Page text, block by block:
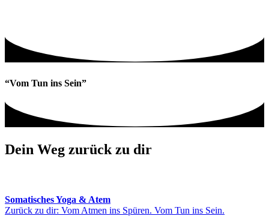
“Vom Tun ins Sein”
Dein Weg zurück zu dir
Somatisches Yoga & Atem
Zurück zu dir: Vom Atmen ins Spüren. Vom Tun ins Sein.